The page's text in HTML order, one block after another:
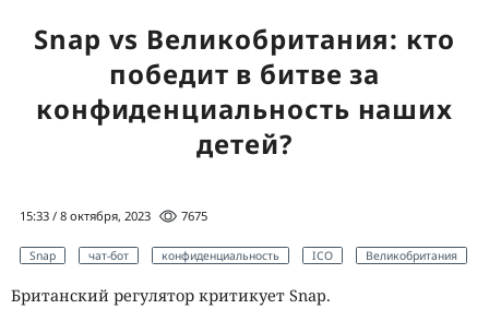
Snap vs Великобритания: кто
победит в битве за
конфиденциальность наших
детей?
15:33 / 8 октября, 2023 7675
Snap чат-бот конфиденциальность ICO Великобритания
Британский регулятор критикует Snap.